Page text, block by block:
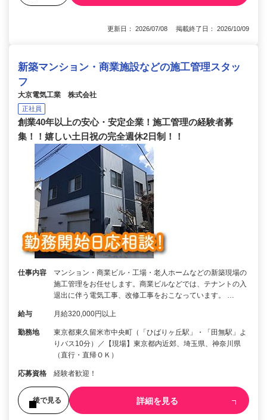
更新日： 2026/07/08 掲載終了日： 2026/10/09
新築マンション・商業施設などの施工管理スタッ
フ
大京電気工業 株式会社
正社員
創業40年以上の安心・安定企業！施工管理の経験者募
集！！嬉しい土日祝の完全週休2日制！！
仕事内容
マンション・商業ビル・工場・老人ホームなどの新築現場の
施工管理をお任せします。商業ビルなどでは、テナントの入
退出に伴う電気工事、改修工事をおこなっています。 …
給与 月給320,000円以上
勤務地
東京都東久留米市中央町（「ひばりヶ丘駅」・「田無駅」よ
りバス10分）／【現場】東京都内近郊、埼玉県、神奈川県
（直行・直帰ＯＫ）
応募資格 経験者歓迎！
後で見る 詳細を見る